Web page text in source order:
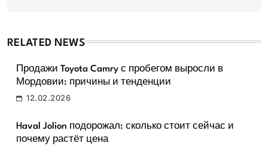
RELATED NEWS
Продажи Toyota Camry с пробегом выросли в
Мордовии: причины и тенденции
12.02.2026
Haval Jolion подорожал: сколько стоит сейчас и
почему растёт цена